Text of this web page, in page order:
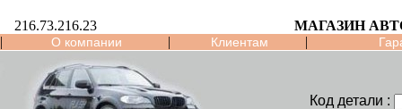
216.73.216.23
МАГАЗИН
|
О компании | Клиентам |
Код детали :